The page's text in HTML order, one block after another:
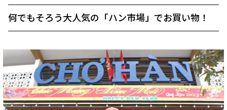
何でもそろう大人気の「ハン市場」でお買い物！